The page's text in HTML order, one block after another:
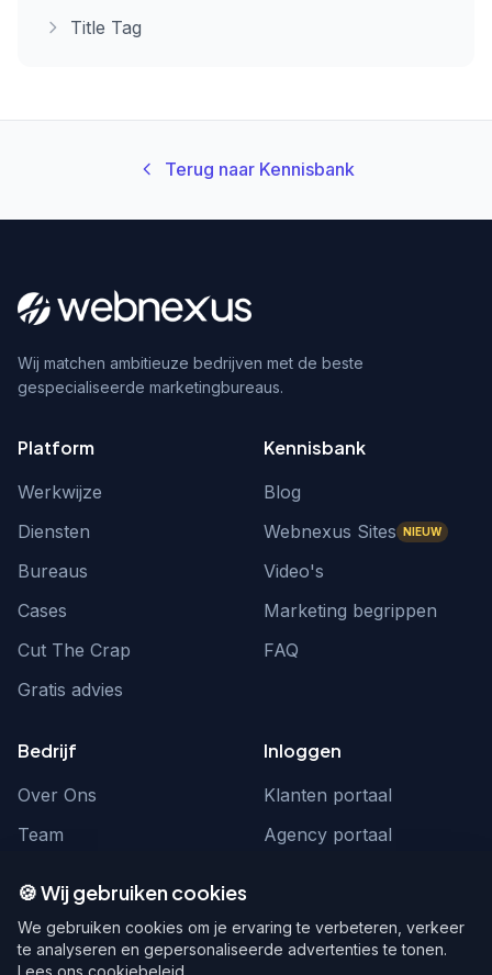
Title Tag
Terug naar Kennisbank
Wij matchen ambitieuze bedrijven met de beste
gespecialiseerde marketingbureaus.
Platform
Werkwijze
Diensten
Bureaus
Cases
Cut The Crap
Gratis advies
Kennisbank
Blog
Webnexus Sites NIEUW
Video's
Marketing begrippen
FAQ
Bedrijf
Over Ons
Team
Inloggen
Klanten portaal
Agency portaal
hello@webnexus.nl
085 004 1875
🍪 Wij gebruiken cookies
We gebruiken cookies om je ervaring te verbeteren, verkeer
te analyseren en gepersonaliseerde advertenties te tonen.
Lees ons cookiebeleid